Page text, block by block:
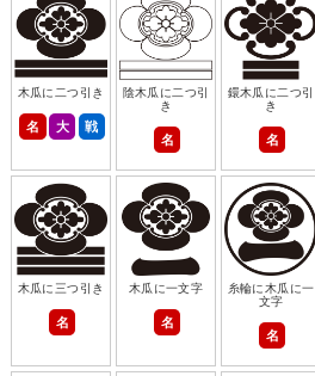
木瓜に二つ引き
名 大 戦
陰木瓜に二つ引
き
名
鐶木瓜に二つ引
き
名
木瓜に三つ引き
名
木瓜に一文字
名
糸輪に木瓜に一
文字
名